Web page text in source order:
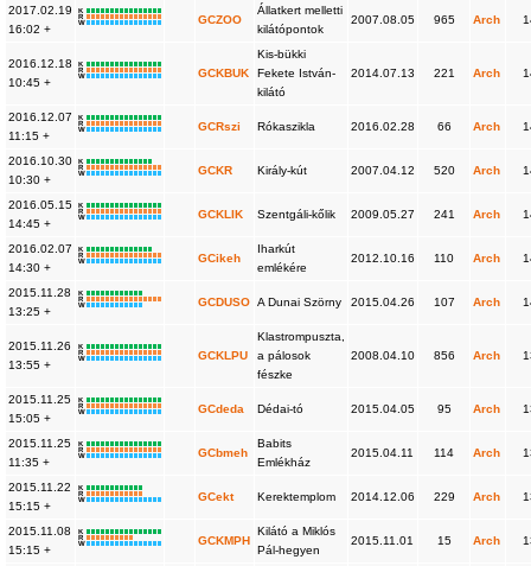
2017.02.19
16:02 +
K
R
W
GCZOO
Állatkert melletti
kilátópontok
2007.08.05 965 Arch
2016.12.18
10:45 +
K
R
W
GCKBUK
Kis-bükki
Fekete István-
kilátó
2014.07.13 221 Arch
2016.12.07
11:15 +
K
R
W
GCRszi Rókaszikla 2016.02.28 66 Arch
2016.10.30
10:30 +
K
R
W
GCKR Király-kút 2007.04.12 520 Arch
2016.05.15
14:45 +
K
R
W
GCKLIK Szentgáli-kőlik 2009.05.27 241 Arch
2016.02.07
14:30 +
K
R
W
GCikeh
Iharkút
emlékére
2012.10.16 110 Arch
2015.11.28
13:25 +
K
R
W
GCDUSO A Dunai Szörny 2015.04.26 107 Arch
2015.11.26
13:55 +
K
R
W
GCKLPU
Klastrompuszta,
a pálosok
fészke
2008.04.10 856 Arch
2015.11.25
15:05 +
K
R
W
GCdeda Dédai-tó 2015.04.05 95 Arch
2015.11.25
11:35 +
K
R
W
GCbmeh
Babits
Emlékház
2015.04.11 114 Arch
2015.11.22
15:15 +
K
R
W
GCekt Kerektemplom 2014.12.06 229 Arch
2015.11.08
15:15 +
K
R
W
GCKMPH
Kilátó a Miklós
Pál-hegyen
2015.11.01 15 Arch